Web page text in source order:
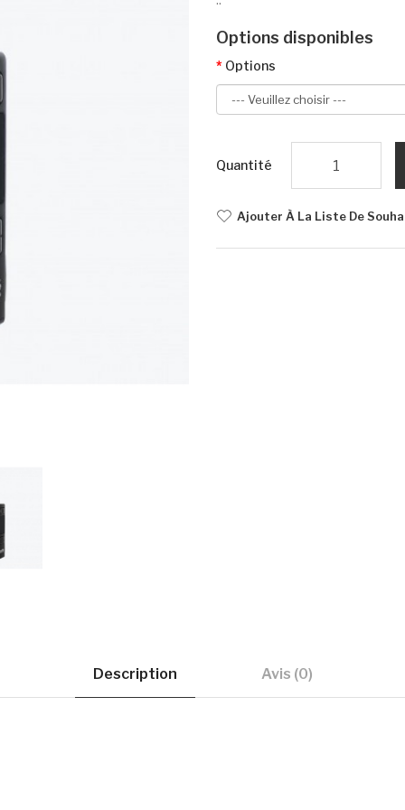
Options disponibles
Options
Quantité
Ajouter À La Liste De
Description Avis (0)